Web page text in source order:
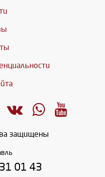
защищены
01 43